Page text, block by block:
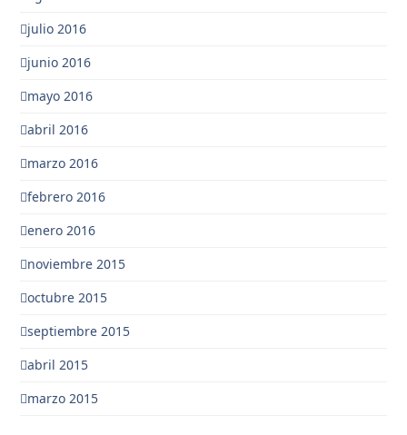
julio 2016
junio 2016
mayo 2016
abril 2016
marzo 2016
febrero 2016
enero 2016
noviembre 2015
octubre 2015
septiembre 2015
abril 2015
marzo 2015